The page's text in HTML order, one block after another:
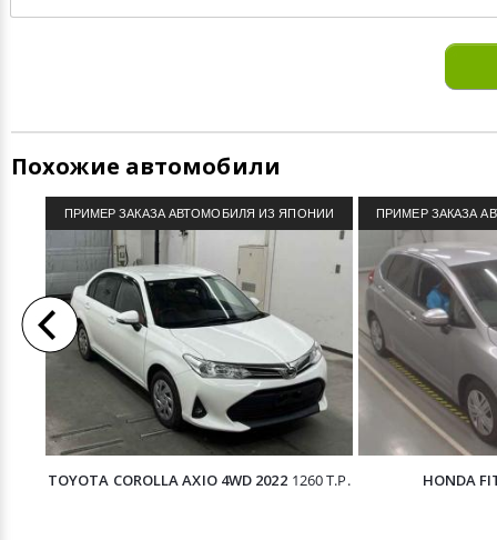
Похожие автомобили
ПРИМЕР ЗАКАЗА АВТОМОБИЛЯ ИЗ ЯПОНИИ
TOYOTA COROLLA AXIO 4WD 2022 1260 Т.Р.
ПРИМЕР ЗАКАЗА
HONDA